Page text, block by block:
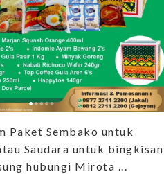
Paket Sembako untuk
Saudara untuk bingkisan
hubungi Mirota ...